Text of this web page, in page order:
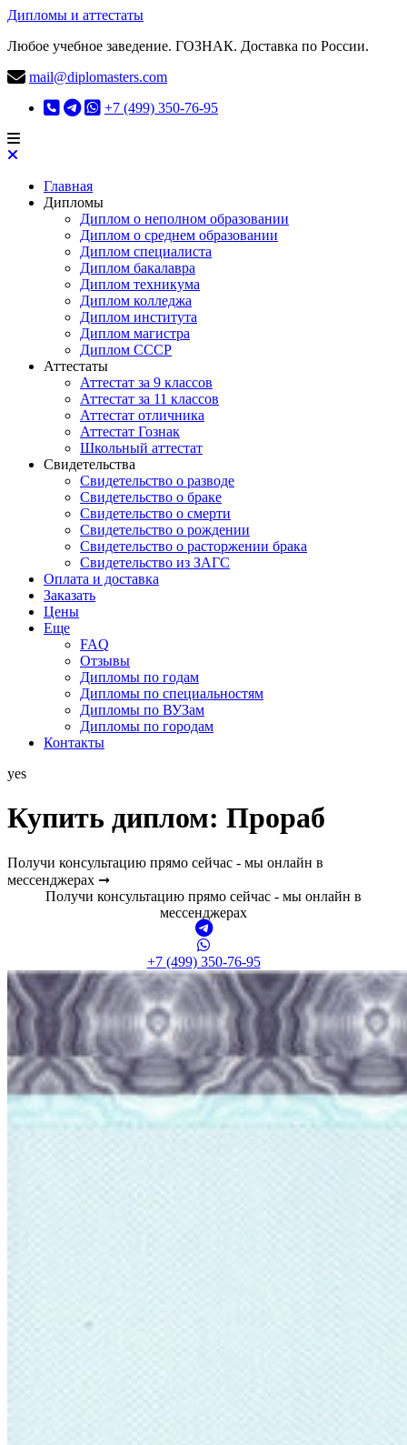
Дипломы и аттестаты
Любое учебное заведение. ГОЗНАК. Доставка по России.
mail@diplomasters.com
+7 (499) 350-76-95
Главная
Дипломы
Диплом о неполном образовании
Диплом о среднем образовании
Диплом специалиста
Диплом бакалавра
Диплом техникума
Диплом колледжа
Диплом института
Диплом магистра
Диплом СССР
Аттестаты
Аттестат за 9 классов
Аттестат за 11 классов
Аттестат отличника
Аттестат Гознак
Школьный аттестат
Свидетельства
Свидетельство о разводе
Свидетельство о браке
Свидетельство о смерти
Свидетельство о рождении
Свидетельство о расторжении брака
Свидетельство из ЗАГС
Оплата и доставка
Заказать
Цены
Еще
FAQ
Отзывы
Дипломы по годам
Дипломы по специальностям
Дипломы по ВУЗам
Дипломы по городам
Контакты
yes
Купить диплом: Прораб
Получи консультацию прямо сейчас - мы онлайн в
мессенджерах ➞
Получи консультацию прямо сейчас - мы онлайн в
мессенджерах
+7 (499) 350-76-95